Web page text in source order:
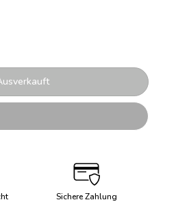
Sichere Zahlung